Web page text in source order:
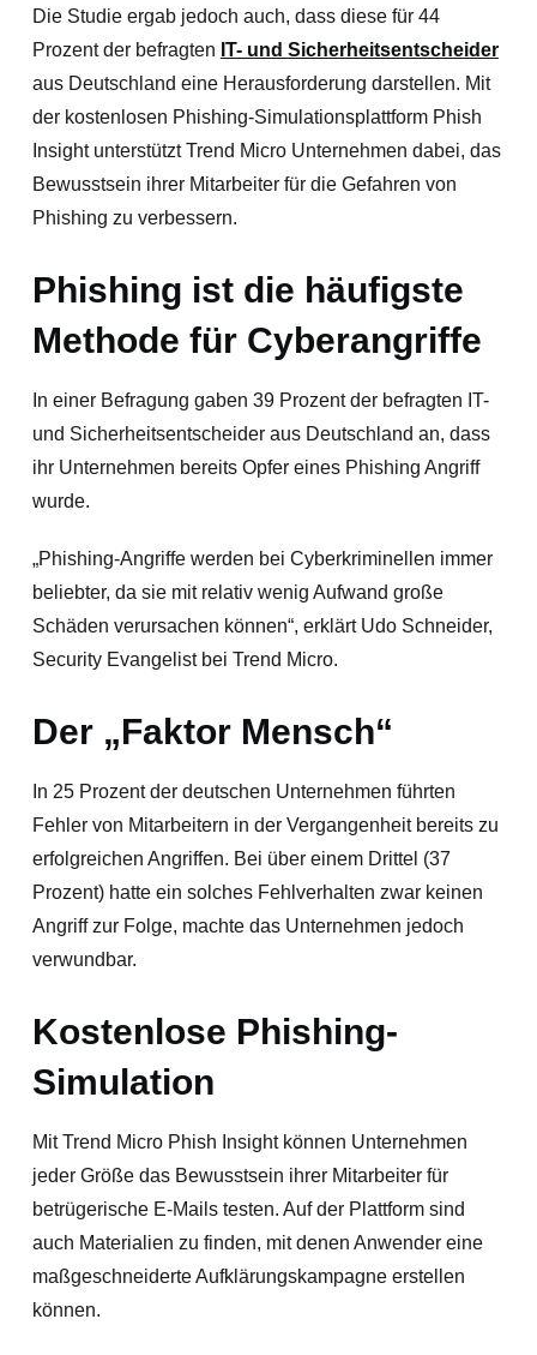
Die Studie ergab jedoch auch, dass diese für 44
Prozent der befragten IT- und Sicherheitsentscheider
aus Deutschland eine Herausforderung darstellen. Mit
der kostenlosen Phishing-Simulationsplattform Phish
Insight unterstützt Trend Micro Unternehmen dabei, das
Bewusstsein ihrer Mitarbeiter für die Gefahren von
Phishing zu verbessern.
Phishing ist die häufigste
Methode für Cyberangriffe
In einer Befragung gaben 39 Prozent der befragten IT-
und Sicherheitsentscheider aus Deutschland an, dass
ihr Unternehmen bereits Opfer eines Phishing Angriff
wurde.
„Phishing-Angriffe werden bei Cyberkriminellen immer
beliebter, da sie mit relativ wenig Aufwand große
Schäden verursachen können“, erklärt Udo Schneider,
Security Evangelist bei Trend Micro.
Der „Faktor Mensch“
In 25 Prozent der deutschen Unternehmen führten
Fehler von Mitarbeitern in der Vergangenheit bereits zu
erfolgreichen Angriffen. Bei über einem Drittel (37
Prozent) hatte ein solches Fehlverhalten zwar keinen
Angriff zur Folge, machte das Unternehmen jedoch
verwundbar.
Kostenlose Phishing-
Simulation
Mit Trend Micro Phish Insight können Unternehmen
jeder Größe das Bewusstsein ihrer Mitarbeiter für
betrügerische E-Mails testen. Auf der Plattform sind
auch Materialien zu finden, mit denen Anwender eine
maßgeschneiderte Aufklärungskampagne erstellen
können.